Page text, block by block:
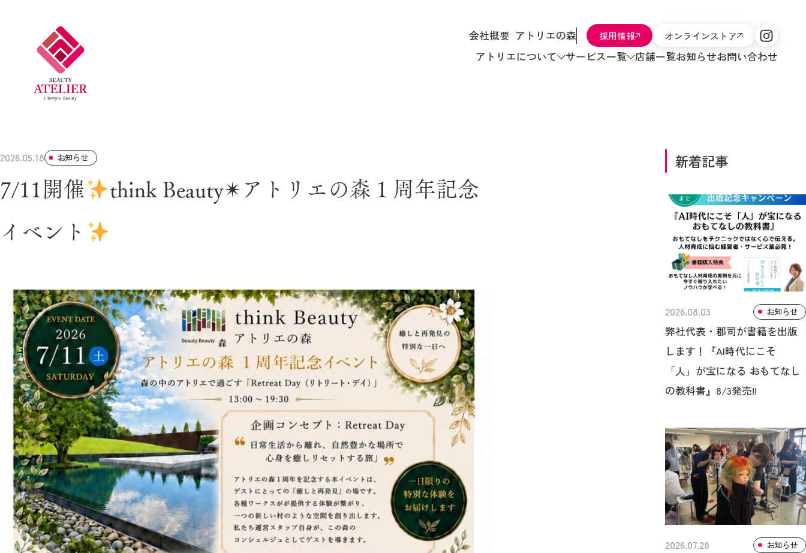
会社概要 アトリエの森 採用情報 オンラインストア
アトリエについて サービス一覧 店舗一覧お知らせお問い合わせ
2026.05.18 お知らせ
7/11開催
think Beauty✴︎アトリエの森１周年記念
イベント
新着記事
2026.08.03 お知らせ
弊社代表・郡司が書籍を出版
します！『AI時代にこそ
「人」が宝になる おもてなし
の教科書』8/3発売!!
2026.07.28 お知らせ